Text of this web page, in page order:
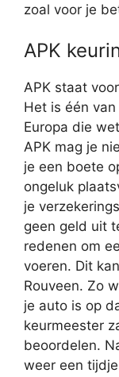
zoal voor je
APK
APK staat
Het is één
Europa die
APK mag je
je een boete
ongeluk
je
geen geld uit
redenen om
voeren. Dit
Rouveen. Zo
je auto is op
keurmeester
beoordelen.
weer een